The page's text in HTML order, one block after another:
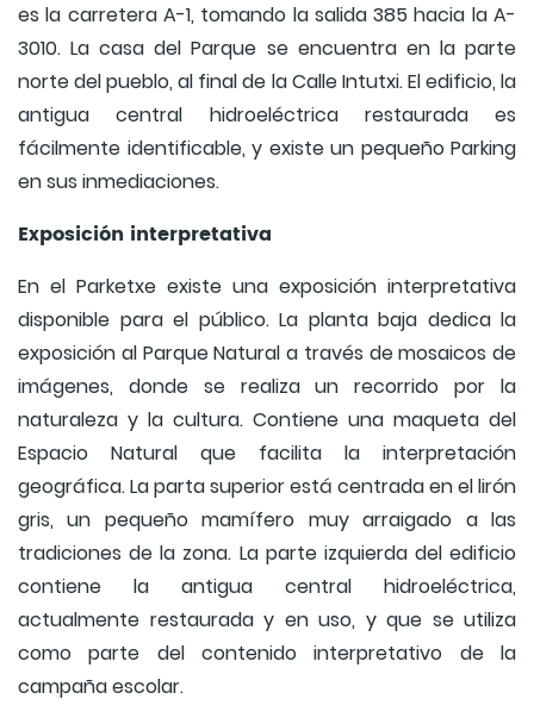
es la carretera A-1, tomando la salida 385 hacia la A-
3010. La casa del Parque se encuentra en la parte
norte del pueblo, al final de la Calle Intutxi. El edificio, la
antigua central hidroeléctrica restaurada es
fácilmente identificable, y existe un pequeño Parking
en sus inmediaciones.
Exposición interpretativa
En el Parketxe existe una exposición interpretativa
disponible para el público. La planta baja dedica la
exposición al Parque Natural a través de mosaicos de
imágenes, donde se realiza un recorrido por la
naturaleza y la cultura. Contiene una maqueta del
Espacio Natural que facilita la interpretación
geográfica. La parta superior está centrada en el lirón
gris, un pequeño mamífero muy arraigado a las
tradiciones de la zona. La parte izquierda del edificio
contiene la antigua central hidroeléctrica,
actualmente restaurada y en uso, y que se utiliza
como parte del contenido interpretativo de la
campaña escolar.